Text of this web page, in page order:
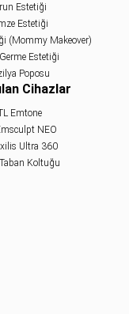
Estetiği
Estetiği
(Mommy Makeover)
Estetiği
Poposu
Cihazlar
Emtone
NEO
Ultra 360
Koltuğu